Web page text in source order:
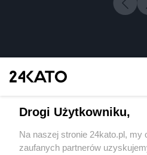
Wydawca mediów lokalnych
Drogi Użytkowniku,
Na naszej stronie 24kato.pl, my
zaufanych partnerów